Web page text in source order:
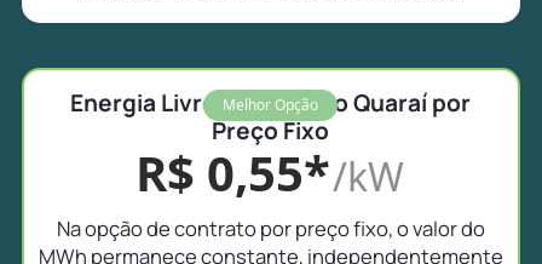
Melhor Opção
Energia Livre na Barra do Quaraí por
Preço Fixo
R$ 0,55*/kW
Na opção de contrato por preço fixo, o valor do
MWh permanece constante, independentemente